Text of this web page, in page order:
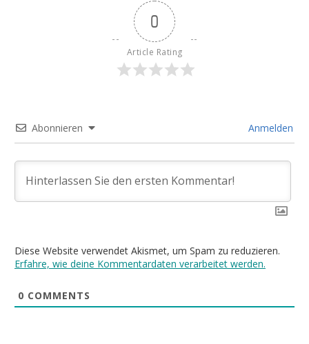
0
Article Rating
Abonnieren Anmelden
Diese Website verwendet Akismet, um Spam zu reduzieren.
Erfahre, wie deine Kommentardaten verarbeitet werden.
0 COMMENTS